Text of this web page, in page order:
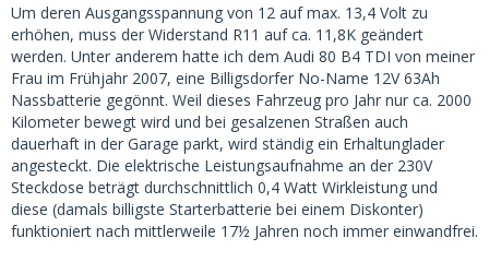
Um deren Ausgangsspannung von 12 auf max. 13,4 Volt zu
erhöhen, muss der Widerstand R11 auf ca. 11,8K geändert
werden. Unter anderem hatte ich dem Audi 80 B4 TDI von meiner
Frau im Frühjahr 2007, eine Billigsdorfer No-Name 12V 63Ah
Nassbatterie gegönnt. Weil dieses Fahrzeug pro Jahr nur ca. 2000
Kilometer bewegt wird und bei gesalzenen Straßen auch
dauerhaft in der Garage parkt, wird ständig ein Erhaltunglader
angesteckt. Die elektrische Leistungsaufnahme an der 230V
Steckdose beträgt durchschnittlich 0,4 Watt Wirkleistung und
diese (damals billigste Starterbatterie bei einem Diskonter)
funktioniert nach mittlerweile 17½ Jahren noch immer einwandfrei.